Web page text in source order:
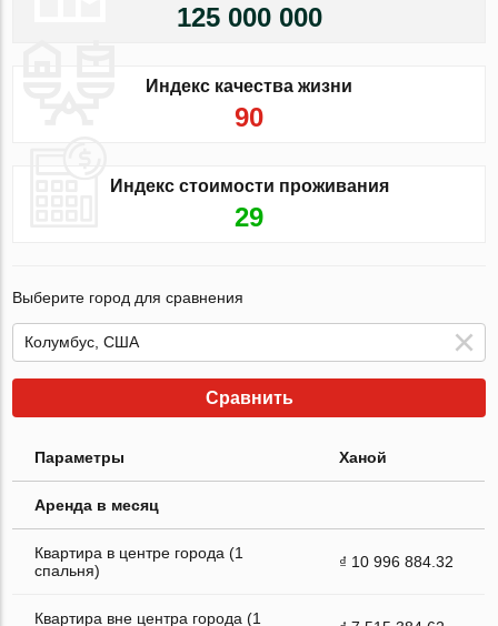
125 000 000
Индекс качества жизни
90
Индекс стоимости проживания
29
Выберите город для сравнения
Сравнить
Параметры Ханой
Аренда в месяц
Квартира в центре города (1
спальня)
₫ 10 996 884.32
Квартира вне центра города (1